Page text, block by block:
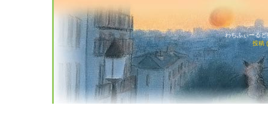
わちふぃーる
投稿